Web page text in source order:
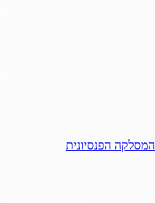
המסלקה הפנסיונית